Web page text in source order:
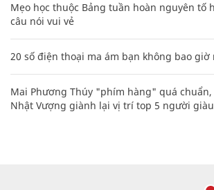
Mẹo học thuộc Bảng tuần hoàn nguyên tố
câu nói vui vẻ
20 số điện thoại ma ám bạn không bao giờ
Mai Phương Thúy "phím hàng" quá chuẩn,
Nhật Vượng giành lại vị trí top 5 người